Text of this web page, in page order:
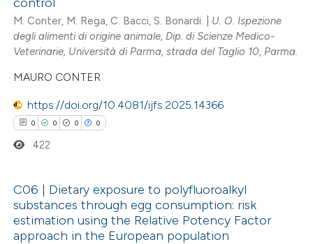
was made.
Supporting
Mentioning
Contrasting
how this article has been
atscite.ai
been cited by providing the
of the citation, a
describing whether
M. Conter, M. Rega, C. Bacci, S. Bonardi. | U. O. Ispezione
degli alimenti di origine animale, Dip. di Scienze Medico-
Veterinarie, Università di Parma, strada del Taglio 10, Parma.
MAURO CONTER
https://doi.org/10.4081/ijfs.2025.14366
0 0 0 0
Citing Publications
Supporting
422
C06 | Dietary exposure to polyfluoroalkyl
substances through egg consumption: risk
estimation using the Relative Potency Factor
approach in the European population